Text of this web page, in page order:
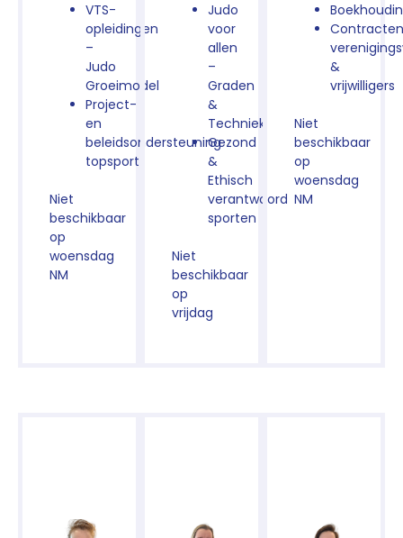
VTS-
opleidingen
–
Judo
Groeimodel
Project-
en
beleidsondersteuning
topsport
Niet
beschikbaar
op
woensdag
NM
Judo
voor
allen
–
Graden
&
Techniek
Gezond
&
Ethisch
verantwoord
sporten
Niet
beschikbaar
op
vrijdag
Contracten
&
vrijwilligers
Niet
beschikbaar
op
woensdag
NM